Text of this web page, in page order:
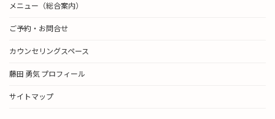
メニュー（総合案内）
ご予約・お問合せ
カウンセリングスペース
藤田 勇気 プロフィール
サイトマップ